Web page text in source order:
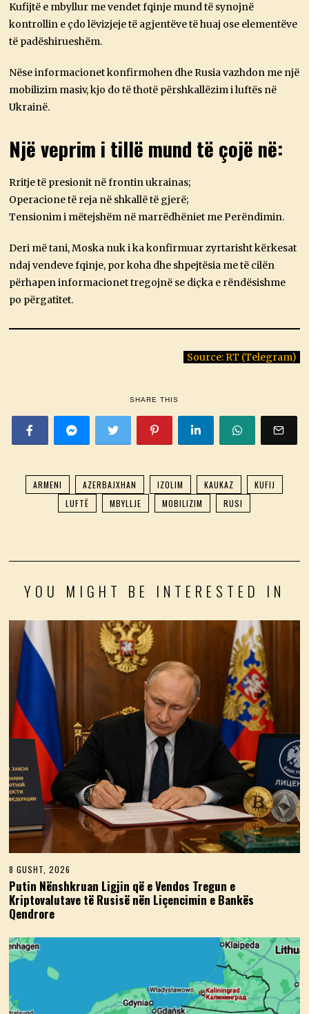
Kufijtë e mbyllur me vendet fqinje mund të synojnë
kontrollin e çdo lëvizjeje të agjentëve të huaj ose elementëve
të padëshirueshëm.
Nëse informacionet konfirmohen dhe Rusia vazhdon me një
mobilizim masiv, kjo do të thotë përshkallëzim i luftës në
Ukrainë.
Një veprim i tillë mund të çojë në:
Rritje të presionit në frontin ukrainas;
Operacione të reja në shkallë të gjerë;
Tensionim i mëtejshëm në marrëdhëniet me Perëndimin.
Deri më tani, Moska nuk i ka konfirmuar zyrtarisht kërkesat
ndaj vendeve fqinje, por koha dhe shpejtësia me të cilën
përhapen informacionet tregojnë se diçka e rëndësishme
po përgatitet.
Source: RT (Telegram)
SHARE THIS
ARMENI AZERBAJXHAN IZOLIM KAUKAZ
KUFIJ
LUFTË
MBYLLJE MOBILIZIM RUSI
YOU MIGHT BE INTERESTED IN
8 GUSHT, 2026
Putin Nënshkruan Ligjin që e Vendos Tregun e
Kriptovalutave të Rusisë nën Liçencimin e Bankës
Qendrore